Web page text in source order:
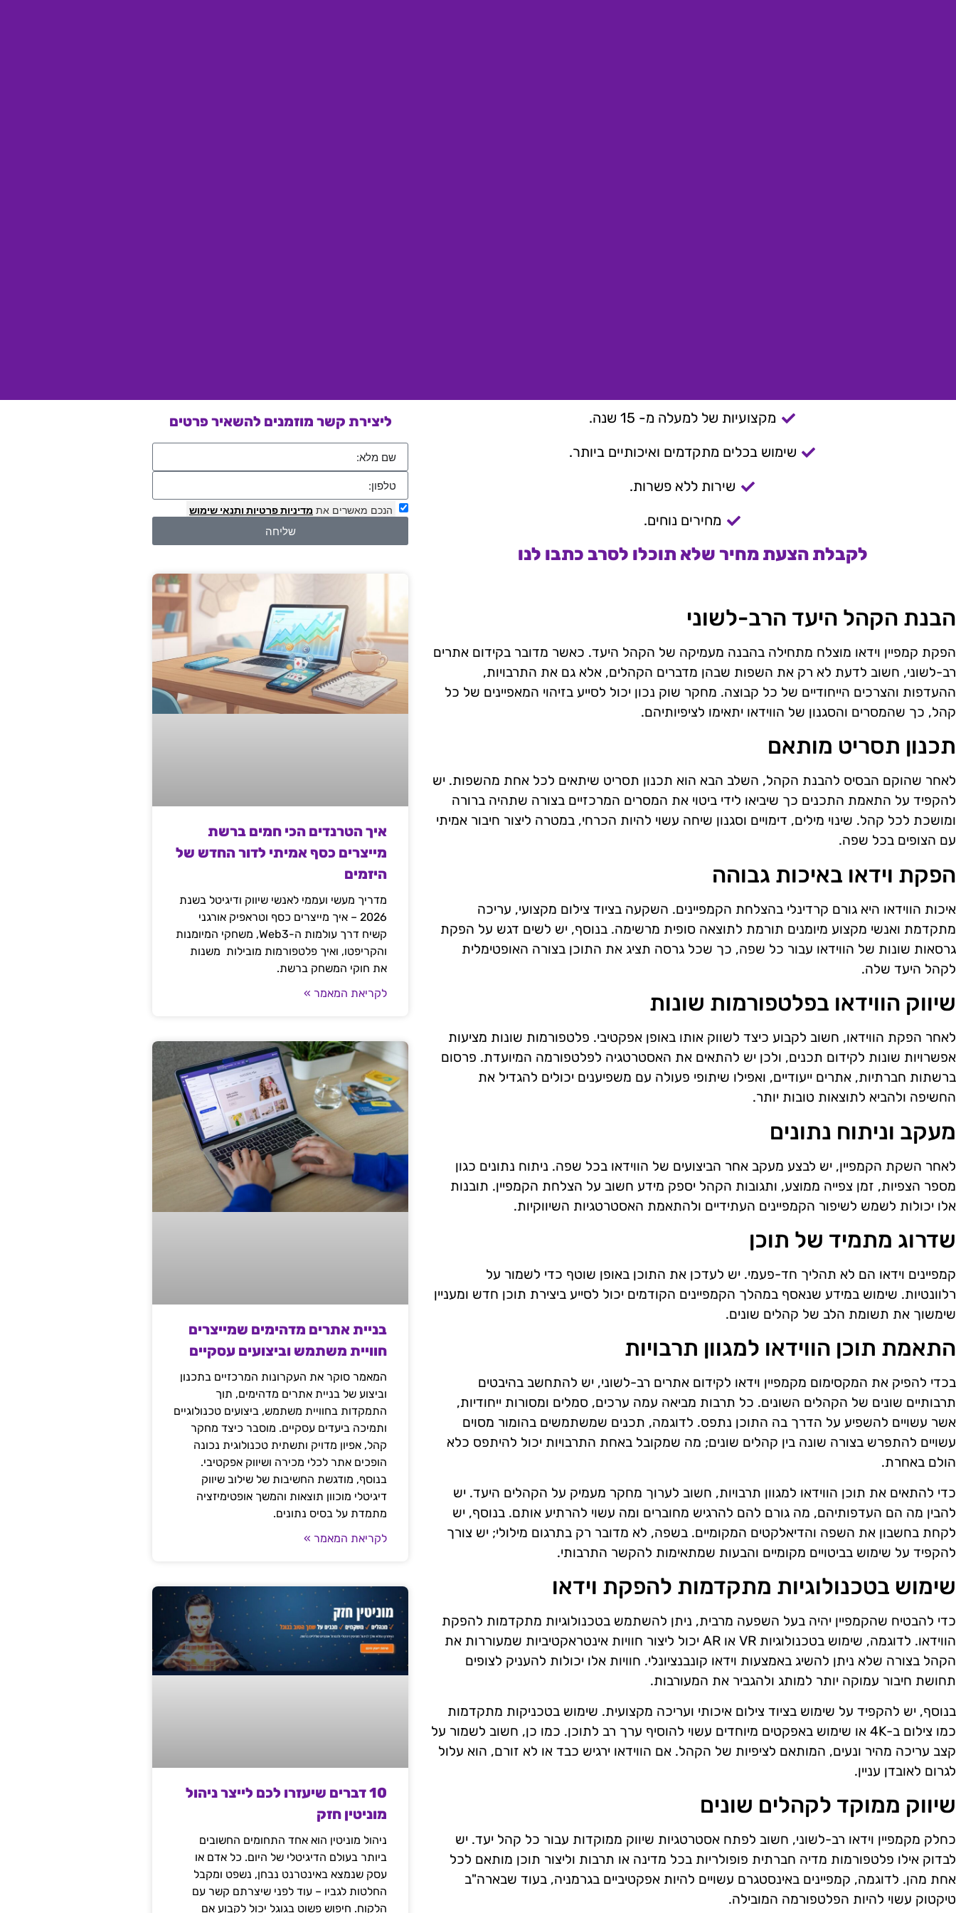
מקצועיות של למעלה מ- 15 שנה.
שימוש בכלים מתקדמים ואיכותיים ביותר.
שירות ללא פשרות.
מחירים נוחים.
לקבלת הצעת מחיר שלא תוכלו לסרב כתבו לנו
הבנת הקהל היעד הרב-לשוני
הפקת קמפיין וידאו מוצלח מתחילה בהבנה מעמיקה של הקהל היעד. כאשר מדובר בקידום אתרים
רב-לשוני, חשוב לדעת לא רק את השפות שבהן מדברים הקהלים, אלא גם את התרבויות,
ההעדפות והצרכים הייחודיים של כל קבוצה. מחקר שוק נכון יכול לסייע בזיהוי המאפיינים של כל
קהל, כך שהמסרים והסגנון של הווידאו יתאימו לציפיותיהם.
תכנון תסריט מותאם
לאחר שהוקם הבסיס להבנת הקהל, השלב הבא הוא תכנון תסריט שיתאים לכל אחת מהשפות. יש
להקפיד על התאמת התכנים כך שיביאו לידי ביטוי את המסרים המרכזיים בצורה שתהיה ברורה
ומושכת לכל קהל. שינוי מילים, דימויים וסגנון שיחה עשוי להיות הכרחי, במטרה ליצור חיבור אמיתי
עם הצופים בכל שפה.
הפקת וידאו באיכות גבוהה
איכות הווידאו היא גורם קרדינלי בהצלחת הקמפיינים. השקעה בציוד צילום מקצועי, עריכה
מתקדמת ואנשי מקצוע מיומנים תורמת לתוצאה סופית מרשימה. בנוסף, יש לשים דגש על הפקת
גרסאות שונות של הווידאו עבור כל שפה, כך שכל גרסה תציג את התוכן בצורה האופטימלית
לקהל היעד שלה.
שיווק הווידאו בפלטפורמות שונות
לאחר הפקת הווידאו, חשוב לקבוע כיצד לשווק אותו באופן אפקטיבי. פלטפורמות שונות מציעות
אפשרויות שונות לקידום תכנים, ולכן יש להתאים את האסטרטגיה לפלטפורמה המיועדת. פרסום
ברשתות חברתיות, אתרים ייעודיים, ואפילו שיתופי פעולה עם משפיענים יכולים להגדיל את
החשיפה ולהביא לתוצאות טובות יותר.
מעקב וניתוח נתונים
לאחר השקת הקמפיין, יש לבצע מעקב אחר הביצועים של הווידאו בכל שפה. ניתוח נתונים כגון
מספר הצפיות, זמן צפייה ממוצע, ותגובות הקהל יספק מידע חשוב על הצלחת הקמפיין. תובנות
אלו יכולות לשמש לשיפור הקמפיינים העתידיים ולהתאמת האסטרטגיות השיווקיות.
שדרוג מתמיד של תוכן
קמפיינים וידאו הם לא תהליך חד-פעמי. יש לעדכן את התוכן באופן שוטף כדי לשמור על
רלוונטיות. שימוש במידע שנאסף במהלך הקמפיינים הקודמים יכול לסייע ביצירת תוכן חדש ומעניין
שימשוך את תשומת הלב של קהלים שונים.
התאמת תוכן הווידאו למגוון תרבויות
בכדי להפיק את המקסימום מקמפיין וידאו לקידום אתרים רב-לשוני, יש להתחשב בהיבטים
תרבותיים שונים של הקהלים השונים. כל תרבות מביאה עמה ערכים, סמלים ומסורות ייחודיות,
אשר עשויים להשפיע על הדרך בה התוכן נתפס. לדוגמה, תכנים שמשתמשים בהומור מסוים
עשויים להתפרש בצורה שונה בין קהלים שונים; מה שמקובל באחת התרבויות יכול להיתפס כלא
הולם באחרת.
כדי להתאים את תוכן הווידאו למגוון תרבויות, חשוב לערוך מחקר מעמיק על הקהלים היעד. יש
להבין מה הם העדפותיהם, מה גורם להם להרגיש מחוברים ומה עשוי להרתיע אותם. בנוסף, יש
לקחת בחשבון את השפה והדיאלקטים המקומיים. בשפה, לא מדובר רק בתרגום מילולי; יש צורך
להקפיד על שימוש בביטויים מקומיים והבעות שמתאימות להקשר התרבותי.
שימוש בטכנולוגיות מתקדמות להפקת וידאו
כדי להבטיח שהקמפיין יהיה בעל השפעה מרבית, ניתן להשתמש בטכנולוגיות מתקדמות להפקת
הווידאו. לדוגמה, שימוש בטכנולוגיות VR או AR יכול ליצור חוויות אינטראקטיביות שמעוררות את
הקהל בצורה שלא ניתן להשיג באמצעות וידאו קונבנציונלי. חוויות אלו יכולות להעניק לצופים
תחושת חיבור עמוקה יותר למותג ולהגביר את המעורבות.
בנוסף, יש להקפיד על שימוש בציוד צילום איכותי ועריכה מקצועית. שימוש בטכניקות מתקדמות
כמו צילום ב-4K או שימוש באפקטים מיוחדים עשוי להוסיף ערך רב לתוכן. כמו כן, חשוב לשמור על
קצב עריכה מהיר ונעים, המותאם לציפיות של הקהל. אם הווידאו ירגיש כבד או לא זורם, הוא עלול
לגרום לאובדן עניין.
שיווק ממוקד לקהלים שונים
כחלק מקמפיין וידאו רב-לשוני, חשוב לפתח אסטרטגיות שיווק ממוקדות עבור כל קהל יעד. יש
לבדוק אילו פלטפורמות מדיה חברתית פופולריות בכל מדינה או תרבות וליצור תוכן מותאם לכל
אחת מהן. לדוגמה, קמפיינים באינסטגרם עשויים להיות אפקטיביים בגרמניה, בעוד שבארה"ב
טיקטוק עשוי להיות הפלטפורמה המובילה.
ליצירת קשר מוזמנים להשאיר פרטים
הנכם מאשרים את מדיניות פרטיות ותנאי שימוש
שליחה
איך הטרנדים הכי חמים ברשת
מייצרים כסף אמיתי לדור החדש של
היזמים
מדריך מעשי ועממי לאנשי שיווק ודיגיטל בשנת
2026 – איך מייצרים כסף וטראפיק אורגני
קשיח דרך עולמות ה-Web3, משחקי המיומנות
והקריפטו, ואיך פלטפורמות מובילות משנות
את חוקי המשחק ברשת.
לקריאת המאמר »
בניית אתרים מדהימים שמייצרים
חוויית משתמש וביצועים עסקיים
המאמר סוקר את העקרונות המרכזיים בתכנון
וביצוע של בניית אתרים מדהימים, תוך
התמקדות בחוויית משתמש, ביצועים טכנולוגיים
ותמיכה ביעדים עסקיים. מוסבר כיצד מחקר
קהל, אפיון מדויק ותשתית טכנולוגית נכונה
הופכים אתר לכלי מכירה ושיווק אפקטיבי.
בנוסף, מודגשת החשיבות של שילוב שיווק
דיגיטלי מוכוון תוצאות והמשך אופטימיזציה
מתמדת על בסיס נתונים.
לקריאת המאמר »
10 דברים שיעזרו לכם לייצר ניהול
מוניטין חזק
ניהול מוניטין הוא אחד התחומים החשובים
ביותר בעולם הדיגיטלי של היום. כל אדם או
עסק שנמצא באינטרנט נבחן, נשפט ומקבל
החלטות לגביו – עוד לפני שיצרתם קשר עם
הלקוח. חיפוש פשוט בגוגל יכול לקבוע אם